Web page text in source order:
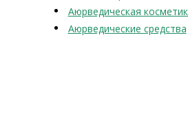
Аюрведическая
Аюрведические средства